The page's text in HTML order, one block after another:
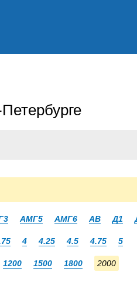
АМГ5 АМГ6 АВ Д1
4 4.25 4.5 4.75 5
1200 1500 1800 2000